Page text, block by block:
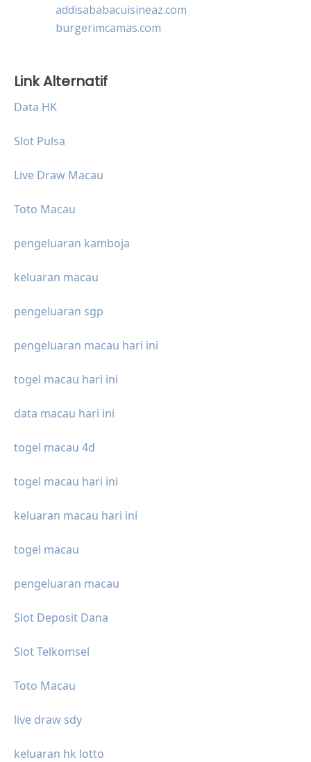
addisababacuisineaz.com
burgerimcamas.com
Link Alternatif
Data HK
Slot Pulsa
Live Draw Macau
Toto Macau
pengeluaran kamboja
keluaran macau
pengeluaran sgp
pengeluaran macau hari ini
togel macau hari ini
data macau hari ini
togel macau 4d
togel macau hari ini
keluaran macau hari ini
togel macau
pengeluaran macau
Slot Deposit Dana
Slot Telkomsel
Toto Macau
live draw sdy
keluaran hk lotto